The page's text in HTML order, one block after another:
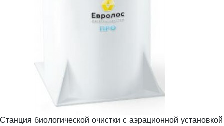
Станция биологической очистки с аэрационной установкой